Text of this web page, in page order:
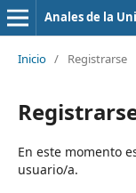
Anales de la
Inicio / Registrarse
En este momento
usuario/a.